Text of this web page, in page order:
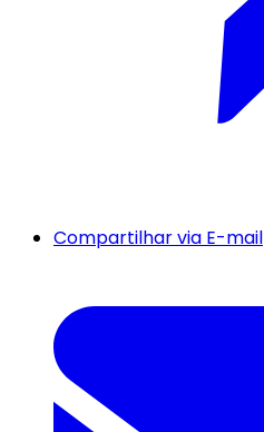
Compartilhar via E-mail